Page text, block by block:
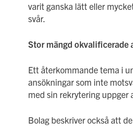
varit ganska lätt eller
svår.
Stor mängd okvalificerade
Ett återkommande tema i
ansökningar som inte
med sin rekrytering uppger
Bolag beskriver också att